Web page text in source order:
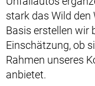
stark das Wild
Basis erstellen wir
Einschätzung, ob
Rahmen unseres
anbietet.